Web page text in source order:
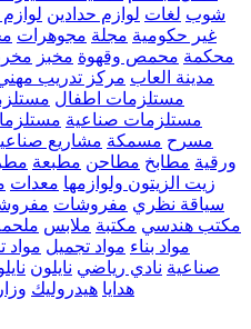
شوب لغات لوازم حدادين
غير حكومية مجلة مجوهرات
محكمة محمص وقهوة مخبز
مدينة العاب مركز تدريب
مستلزمات اطفال
مستلزمات صناعية
مسرح مسمكة مشاريع
ورقية مطابخ مطاحن مطبعة
زيت الزيتون ولوازمها معدات
سياقة نظري مفروشات
مكتب هندسي مكتبة ملابس
مواد بناء مواد تجميل مواد
صناعية نادي رياضي نايلون
هدايا هيدروليك